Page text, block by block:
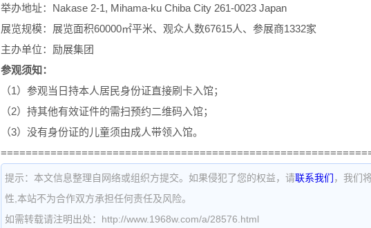
举办地址：Nakase 2-1, Mihama-ku Chiba City 261-0023 Japan
展览规模：展览面积60000㎡平米、观众人数67615人、参展商1332家
主办单位：励展集团
参观须知：
（1）参观当日持本人居民身份证直接刷卡入馆；
（2）持其他有效证件的需扫预约二维码入馆；
（3）没有身份证的儿童须由成人带领入馆。
提示：本文信息整理自网络或组织方提交。如果侵犯了您的权益，请联系我们 ，我们
性,本站不为合作双方承担任何责任及风险。
如需转载请注明出处：http://www.1968w.com/a/28576.html